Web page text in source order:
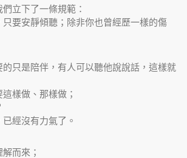
立下了一條規範：
要安靜傾聽；除非你也曾經歷一樣的傷
只是陪伴，有人可以聽他說說話，這樣就
樣做、那樣做；
經沒有力氣了。
而來；